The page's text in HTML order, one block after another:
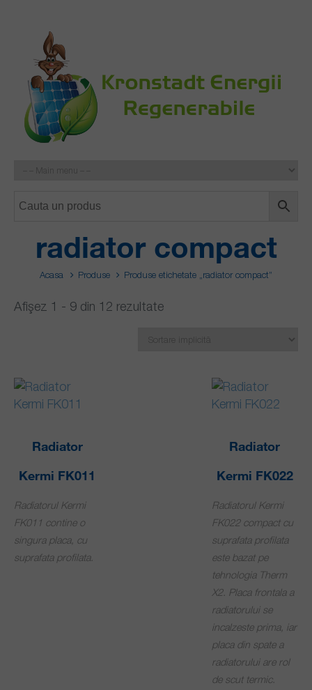
radiator compact
Acasa Produse Produse etichetate „radiator compact”
Afișez 1 - 9 din 12 rezultate
Radiator
Kermi FK011
Radiatorul Kermi
FK011 contine o
singura placa, cu
suprafata profilata.
Radiator
Kermi FK022
Radiatorul Kermi
FK022 compact cu
suprafata profilata
este bazat pe
tehnologia Therm
X2. Placa frontala a
radiatorului se
incalzeste prima, iar
placa din spate a
radiatorului are rol
de scut termic.